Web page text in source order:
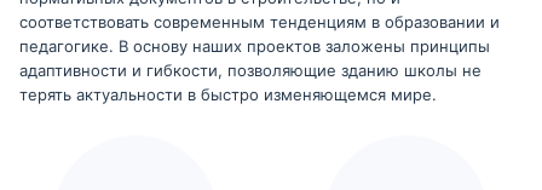
соответствовать современным тенденциям в образовании и
педагогике. В основу наших проектов заложены принципы
адаптивности и гибкости, позволяющие зданию школы не
терять актуальности в быстро изменяющемся мире.